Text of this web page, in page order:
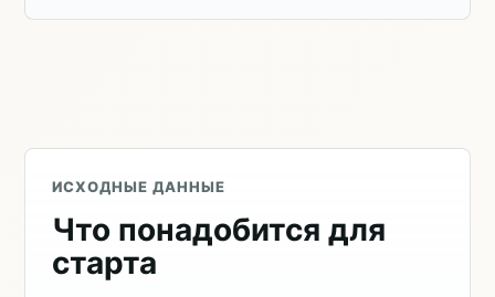
ИСХОДНЫЕ ДАННЫЕ
Что понадобится для
старта